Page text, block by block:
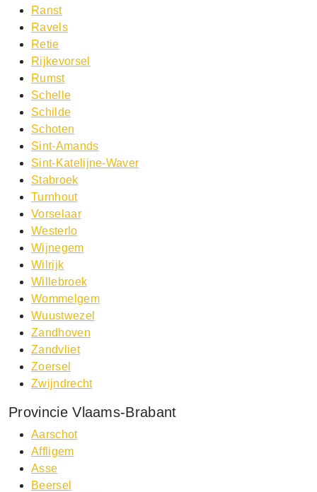
Ranst
Ravels
Retie
Rijkevorsel
Rumst
Schelle
Schilde
Schoten
Sint-Amands
Sint-Katelijne-Waver
Stabroek
Turnhout
Vorselaar
Westerlo
Wijnegem
Wilrijk
Willebroek
Wommelgem
Wuustwezel
Zandhoven
Zandvliet
Zoersel
Zwijndrecht
Provincie Vlaams-Brabant
Aarschot
Affligem
Asse
Beersel